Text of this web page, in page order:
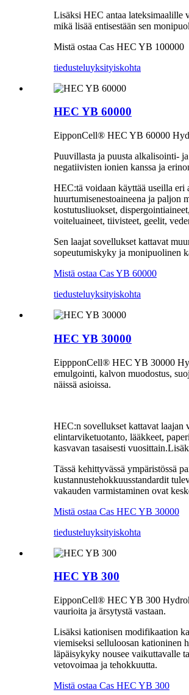
Lisäksi HEC antaa lateksimaalille
mikä lisää entisestään sen
Mistä ostaa Cas HEC YB 100000
tiedusteluyksityiskohta
HEC YB 60000
EipponCell® HEC YB 60000
Puuvillasta ja puusta alkalisointi-
negatiivisten ionien kanssa ja
HEC:tä voidaan käyttää useilla eri
huurtumisenestoaineena ja paljon
kostutusliuokset,
voiteluaineet, tiivisteet, geelit,
Sen laajat sovellukset kattavat
sopeutumiskyky ja monipuolinen
Mistä ostaa Cas YB 60000
tiedusteluyksityiskohta
HEC YB 30000
EippponCell® HEC YB 30000
emulgointi, kalvon muodostus,
näissä asioissa.
HEC:n sovellukset kattavat
elintarviketuotanto, lääkkeet,
kasvavan tasaisesti
Tässä kehittyvässä ympäristössä
kustannustehokkuusstandardit
vakauden varmistaminen ovat
Mistä ostaa Cas HEC YB 30000
tiedusteluyksityiskohta
HEC YB 300
EipponCell® HEC YB 300
vaurioita ja ärsytystä vastaan.
Lisäksi kationisen modifikaation
viemiseksi selluloosan kationinen
läpäisykyky nousee vaikuttavalle
vetovoimaa ja tehokkuutta.
Mistä ostaa Cas HEC YB 300